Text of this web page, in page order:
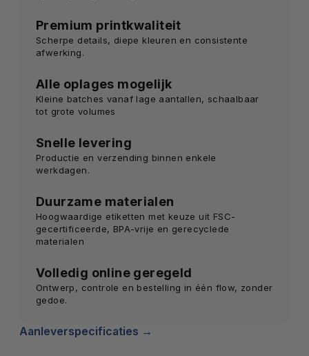
Premium printkwaliteit
Scherpe details, diepe kleuren en consistente
afwerking.
Alle oplages mogelijk
Kleine batches vanaf lage aantallen, schaalbaar
tot grote volumes
Snelle levering
Productie en verzending binnen enkele
werkdagen.
Duurzame materialen
Hoogwaardige etiketten met keuze uit FSC-
gecertificeerde, BPA-vrije en gerecyclede
materialen
Volledig online geregeld
Ontwerp, controle en bestelling in één flow, zonder
gedoe.
Aanleverspecificaties